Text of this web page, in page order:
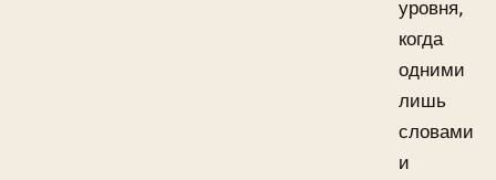
уровня,
когда
одними
лишь
словами
и